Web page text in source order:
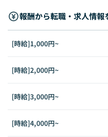
報酬から転職・求人情報
[時給]1,000円~
[時給]2,000円~
[時給]3,000円~
[時給]4,000円~